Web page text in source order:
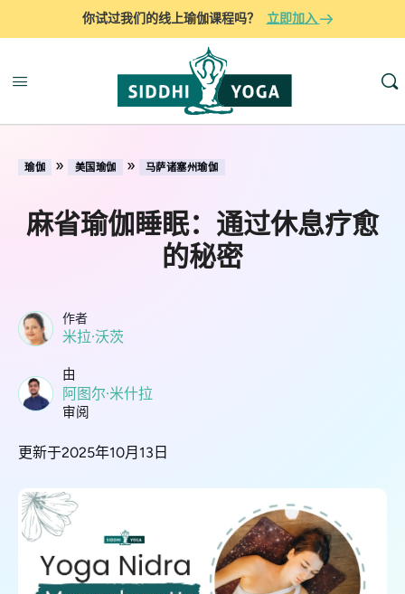
你试过我们的线上瑜伽课程吗？ 立即加入
瑜伽 » 美国瑜伽 » 马萨诸塞州瑜伽
麻省瑜伽睡眠：通过休息疗愈
的秘密
作者
米拉·沃茨
由
阿图尔·米什拉
审阅
更新于2025年10月13日